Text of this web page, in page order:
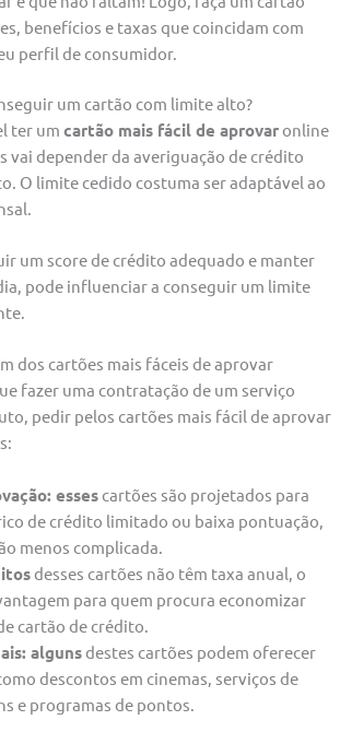
benefícios e taxas que coincidam com
perfil de consumidor.
um cartão com limite alto?
ter um cartão mais fácil de aprovaronline
vai depender da averiguação de crédito
O limite cedido costuma ser adaptável ao
um score de crédito adequado e manter
pode influenciar a conseguir um limite
dos cartões mais fáceis de aprovar
fazer uma contratação de um serviço
pedir pelos cartões mais fácil de aprovar
essescartões são projetados para
de crédito limitado ou baixa pontuação,
menos complicada.
desses cartões não têm taxa anual, o
para quem procura economizar
cartão de crédito.
algunsdestes cartões podem oferecer
descontos em cinemas, serviços de
e programas de pontos.